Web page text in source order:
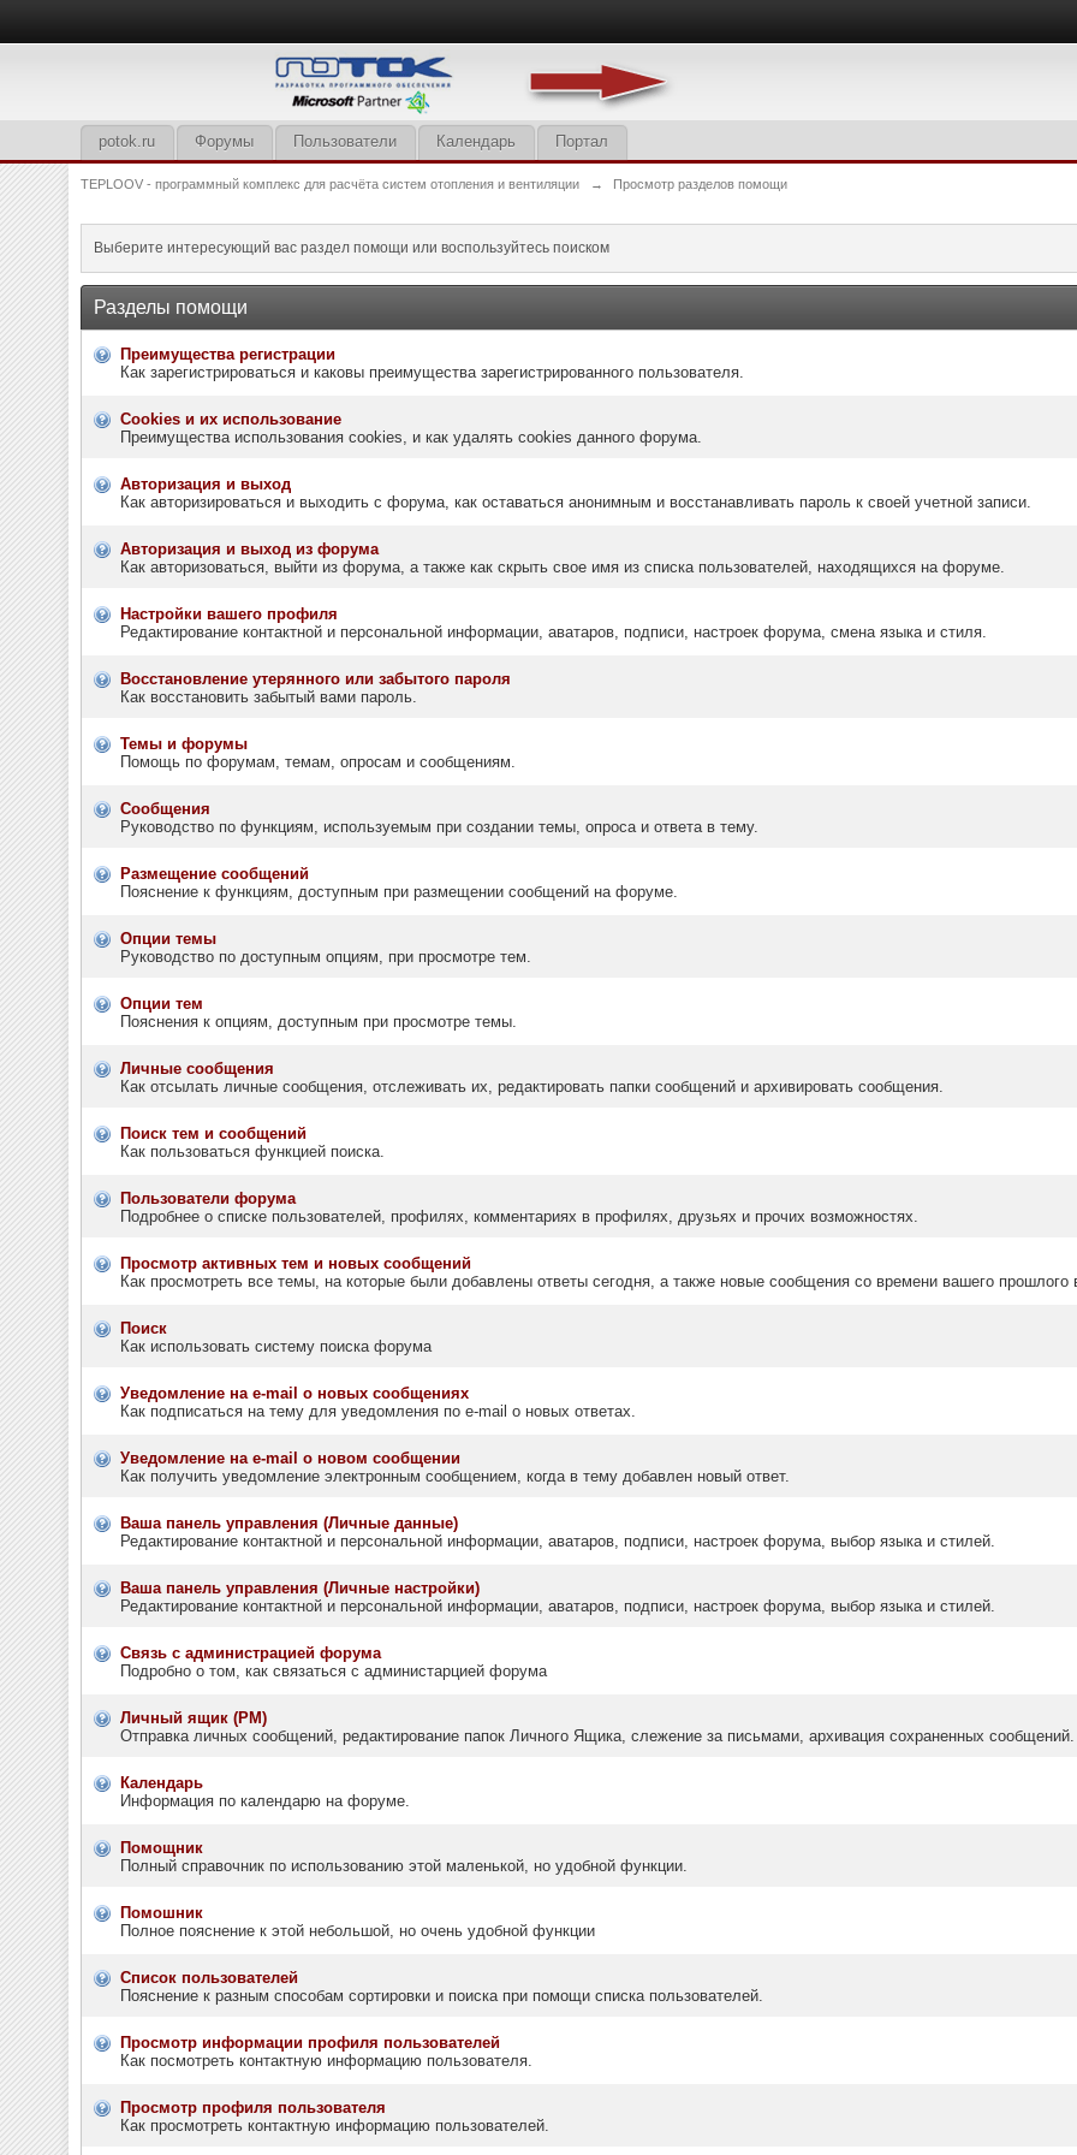
potok.ru Форумы Пользователи Календарь Портал
TEPLOOV - программный комплекс для расчёта систем отопления и вентиляции → Просмотр разделов помощи
Выберите интересующий вас раздел помощи или воспользуйтесь поиском
Разделы помощи
Преимущества регистрации
Как зарегистрироваться и каковы преимущества зарегистрированного пользователя.
Cookies и их использование
Преимущества использования cookies, и как удалять cookies данного форума.
Авторизация и выход
Как авторизироваться и выходить с форума, как оставаться анонимным и восстанавливать пароль к своей учетной записи.
Авторизация и выход из форума
Как авторизоваться, выйти из форума, а также как скрыть свое имя из списка пользователей, находящихся на форуме.
Настройки вашего профиля
Редактирование контактной и персональной информации, аватаров, подписи, настроек форума, смена языка и стиля.
Восстановление утерянного или забытого пароля
Как восстановить забытый вами пароль.
Темы и форумы
Помощь по форумам, темам, опросам и сообщениям.
Сообщения
Руководство по функциям, используемым при создании темы, опроса и ответа в тему.
Размещение сообщений
Пояснение к функциям, доступным при размещении сообщений на форуме.
Опции темы
Руководство по доступным опциям, при просмотре тем.
Опции тем
Пояснения к опциям, доступным при просмотре темы.
Личные сообщения
Как отсылать личные сообщения, отслеживать их, редактировать папки сообщений и архивировать сообщения.
Поиск тем и сообщений
Как пользоваться функцией поиска.
Пользователи форума
Подробнее о списке пользователей, профилях, комментариях в профилях, друзьях и прочих возможностях.
Просмотр активных тем и новых сообщений
Как просмотреть все темы, на которые были добавлены ответы сегодня, а также новые сообщения со времени вашего прошлого
Поиск
Как использовать систему поиска форума
Уведомление на e-mail о новых сообщениях
Как подписаться на тему для уведомления по e-mail о новых ответах.
Уведомление на е-mail о новом сообщении
Как получить уведомление электронным сообщением, когда в тему добавлен новый ответ.
Ваша панель управления (Личные данные)
Редактирование контактной и персональной информации, аватаров, подписи, настроек форума, выбор языка и стилей.
Ваша панель управления (Личные настройки)
Редактирование контактной и персональной информации, аватаров, подписи, настроек форума, выбор языка и стилей.
Связь с администрацией форума
Подробно о том, как связаться с администарцией форума
Личный ящик (PM)
Отправка личных сообщений, редактирование папок Личного Ящика, слежение за письмами, архивация сохраненных сообщений.
Календарь
Информация по календарю на форуме.
Помощник
Полный справочник по использованию этой маленькой, но удобной функции.
Помошник
Полное пояснение к этой небольшой, но очень удобной функции
Список пользователей
Пояснение к разным способам сортировки и поиска при помощи списка пользователей.
Просмотр информации профиля пользователей
Как посмотреть контактную информацию пользователя.
Просмотр профиля пользователя
Как просмотреть контактную информацию пользователей.